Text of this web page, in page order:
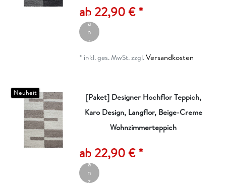
ab 22,90 € *
ik
el
a
n
z
g
* inkl. ges. MwSt.zzgl.Versandkosten
Neuheit
[Paket] Designer Hochflor Teppich,
Karo Design, Langflor, Beige-Creme
Wohnzimmerteppich
ab 22,90 € *
ik
el
a
n
z